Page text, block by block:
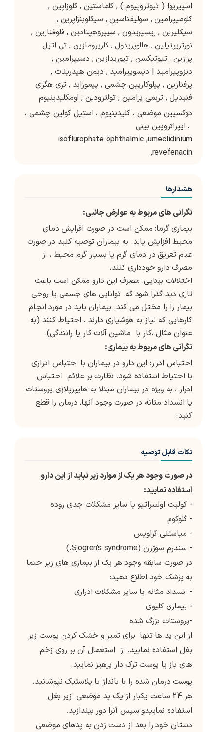
اسپیریوا ( تیوتروپیوم ) , کلماستین , کلوزاپین ,
کلومیپرامین , سولیفناسین , سیکلوبنزاپرین ,
سیکلیزین , ریسپریدون , سیپروهپتادین , فلوفنازین ,
نورتریپتیلین , هالوپریدول , کلرپرومازین , تی اتیل
پرازین , تیوتیکسن , تیوریدازین , دسیپرامین ,
دیزوپیرامید | دیسوپیرامید , دیمن هیدرینات ,
پرفنازین , پیلوکارپین چشمی , پیموزاید , تری هگزی
فنیدیل , تریمی پرامین , تولترودین , اومکلیدینیوم
دوکسپین موضعی ، کلیدینیوم ، استیل کولین چشمی ،
ایپراتروپین بینی ،
isoflurophate ophthalmic ,umeclidinium
,revefenacin
هشدارها
نگرانی های مربوط به عوارض جانبی:
بیماری گرما: ممکن است در صورت افزایش دمای
محیط افزایش یابد. به بیماران توصیه کنید در صورت
عدم تعریق در دمای گرم یا بسیار گرم محیط ، از
مصرف دارو خودداری کنند.
اختلالات بینایی: مصرف این دارو ممکن است باعث
تاری دید گذرا شود که توانایی های جسمی یا روحی
بیمار را را مختل می کند. بیماران باید در مورد انجام
کارهایی که نیاز به هوشیاری دارند ، احتیاط کنند (به
عنوان مثال ،کار با ماشین آلات کار یا رانندگی).
نگرانی های مربوط به بیماری:
احتباس ادرار: این دارو در بیماران با احتباس ادراری
با احتیاط استفاده شود. نظارت بر علائم احتباس
ادرار ، به ویژه در بیماران مبتلا به هایپرپلازی پروستات
یا انسداد مثانه در صورت وجود آنها, درمان را قطع
کنید.
نکات قابل توصیه
در صورت وجود هر یک از موارد زیر نباید از این دارو
استفاده نمایید:
- کولیت اولسراتیو یا سایر مشکلات جدی روده
- گلوکوم
- میاستنی گراویس
- سندرم سوژرن (Sjogren's syndrome.)
در صورت سابقه وجود هر یک از بیماری های زیر حتما
به پزشک خود اطلاع دهید:
- انسداد مثانه یا سایر مشکلات ادراری
- بیماری کلیوی
-پروستات بزرگ شده
از این پد ها تنها برای تمیز و خشک کردن پوست زیر
بغل استفاده نمایید. از استعمال آن بر روی زخم
های باز یا پوست ترک دار پرهیز نمایید.
پوست درمان شده را با بانداژ یا پلاستیک نپوشانید.
هر 24 ساعت یکبار از یک پد موضعی زیر بغل
استفاده نماییدو سپس آنرا دور بیندازید.
دستان خود را بعد از دست زدن به پدهای موضعی